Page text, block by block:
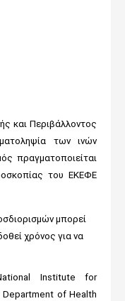
και Περιβάλλοντος
των ινών
πραγματοποιείται
του ΕΚΕΦΕ
μπορεί
χρόνος για να
Institute for
of Health